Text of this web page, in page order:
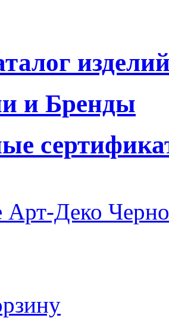
изделий
и Бренды
Деко